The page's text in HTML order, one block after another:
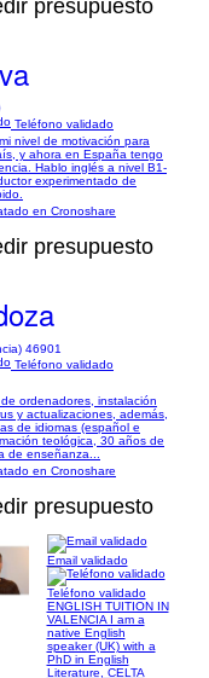
presupuesto
Teléfono validado
nivel de motivación para
y ahora en España tengo
Hablo inglés a nivel B1-
experimentado de
en Cronoshare
presupuesto
46901
Teléfono validado
ordenadores, instalación
y actualizaciones, además,
de idiomas (español e
teológica, 30 años de
de enseñanza...
en Cronoshare
presupuesto
Email validado
Teléfono validado
ENGLISH TUITION IN
VALENCIA I am a
native English
speaker (UK) with a
PhD in English
Literature, CELTA